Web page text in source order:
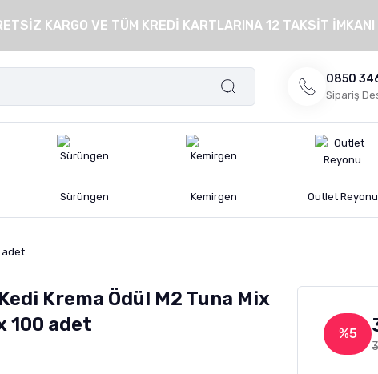
KARGO VE TÜM KREDİ KARTLARINA 12 TAKSİT İMKANI
0850
Sipariş
Sürüngen Kemirgen Outlet Reyonu
adet
Krema Ödül M2 Tuna Mix
100 adet
%5